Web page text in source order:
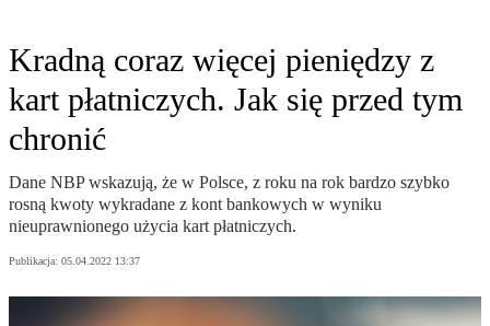
Kradną coraz więcej pieniędzy z
kart płatniczych. Jak się przed tym
chronić
Dane NBP wskazują, że w Polsce, z roku na rok bardzo szybko
rosną kwoty wykradane z kont bankowych w wyniku
nieuprawnionego użycia kart płatniczych.
Publikacja: 05.04.2022 13:37